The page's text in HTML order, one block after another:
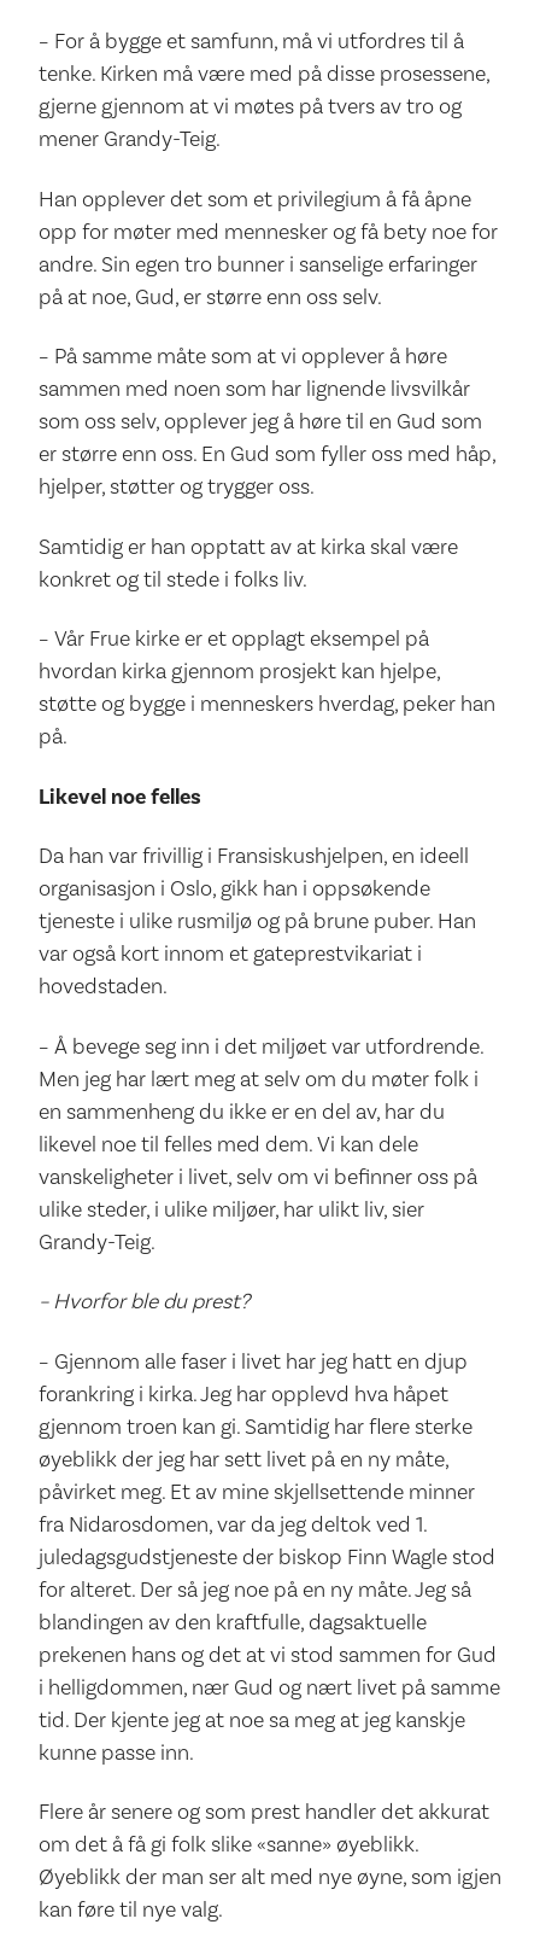
– For å bygge et samfunn, må vi utfordres til å
tenke. Kirken må være med på disse prosessene,
gjerne gjennom at vi møtes på tvers av tro og
mener Grandy-Teig.
Han opplever det som et privilegium å få åpne
opp for møter med mennesker og få bety noe for
andre. Sin egen tro bunner i sanselige erfaringer
på at noe, Gud, er større enn oss selv.
– På samme måte som at vi opplever å høre
sammen med noen som har lignende livsvilkår
som oss selv, opplever jeg å høre til en Gud som
er større enn oss. En Gud som fyller oss med håp,
hjelper, støtter og trygger oss.
Samtidig er han opptatt av at kirka skal være
konkret og til stede i folks liv.
– Vår Frue kirke er et opplagt eksempel på
hvordan kirka gjennom prosjekt kan hjelpe,
støtte og bygge i menneskers hverdag, peker han
på.
Likevel noe felles
Da han var frivillig i Fransiskushjelpen, en ideell
organisasjon i Oslo, gikk han i oppsøkende
tjeneste i ulike rusmiljø og på brune puber. Han
var også kort innom et gateprestvikariat i
hovedstaden.
– Å bevege seg inn i det miljøet var utfordrende.
Men jeg har lært meg at selv om du møter folk i
en sammenheng du ikke er en del av, har du
likevel noe til felles med dem. Vi kan dele
vanskeligheter i livet, selv om vi befinner oss på
ulike steder, i ulike miljøer, har ulikt liv, sier
Grandy-Teig.
– Hvorfor ble du prest?
– Gjennom alle faser i livet har jeg hatt en djup
forankring i kirka. Jeg har opplevd hva håpet
gjennom troen kan gi. Samtidig har flere sterke
øyeblikk der jeg har sett livet på en ny måte,
påvirket meg. Et av mine skjellsettende minner
fra Nidarosdomen, var da jeg deltok ved 1.
juledagsgudstjeneste der biskop Finn Wagle stod
for alteret. Der så jeg noe på en ny måte. Jeg så
blandingen av den kraftfulle, dagsaktuelle
prekenen hans og det at vi stod sammen for Gud
i helligdommen, nær Gud og nært livet på samme
tid. Der kjente jeg at noe sa meg at jeg kanskje
kunne passe inn.
Flere år senere og som prest handler det akkurat
om det å få gi folk slike «sanne» øyeblikk.
Øyeblikk der man ser alt med nye øyne, som igjen
kan føre til nye valg.